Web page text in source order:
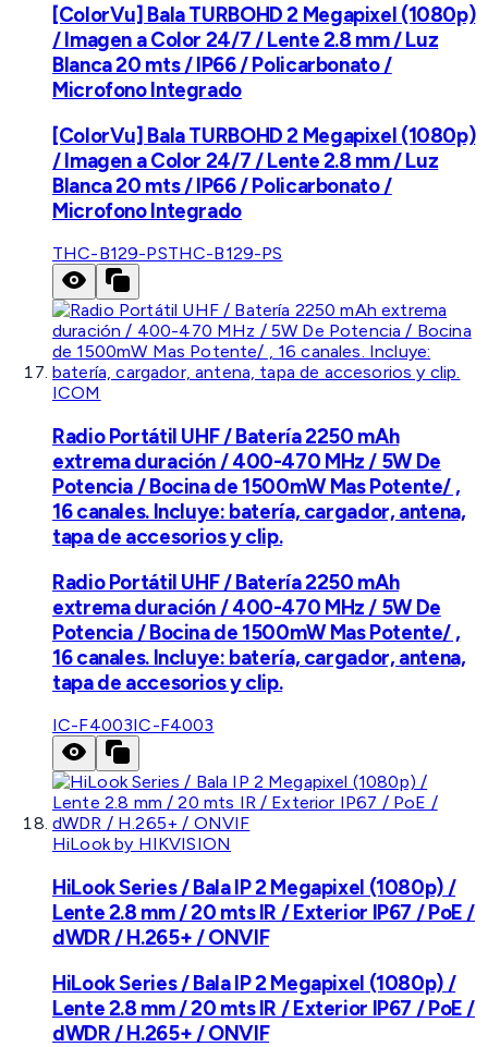
[ColorVu] Bala TURBOHD 2 Megapixel (1080p)
/ Imagen a Color 24/7 / Lente 2.8 mm / Luz
Blanca 20 mts / IP66 / Policarbonato /
Microfono Integrado
[ColorVu] Bala TURBOHD 2 Megapixel (1080p)
/ Imagen a Color 24/7 / Lente 2.8 mm / Luz
Blanca 20 mts / IP66 / Policarbonato /
Microfono Integrado
THC-B129-PSTHC-B129-PS
ICOM
Radio Portátil UHF / Batería 2250 mAh
extrema duración / 400-470 MHz / 5W De
Potencia / Bocina de 1500mW Mas Potente/ ,
16 canales. Incluye: batería, cargador, antena,
tapa de accesorios y clip.
Radio Portátil UHF / Batería 2250 mAh
extrema duración / 400-470 MHz / 5W De
Potencia / Bocina de 1500mW Mas Potente/ ,
16 canales. Incluye: batería, cargador, antena,
tapa de accesorios y clip.
IC-F4003IC-F4003
HiLook by HIKVISION
HiLook Series / Bala IP 2 Megapixel (1080p) /
Lente 2.8 mm / 20 mts IR / Exterior IP67 / PoE /
dWDR / H.265+ / ONVIF
HiLook Series / Bala IP 2 Megapixel (1080p) /
Lente 2.8 mm / 20 mts IR / Exterior IP67 / PoE /
dWDR / H.265+ / ONVIF